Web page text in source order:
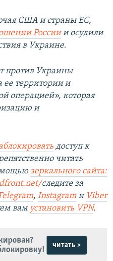
США и страны ЕС,
Россиии осудили
в Украине.
против Украины
ее территории и
операцией», которая
и
доступ к
читать
зеркального сайта:
следите за
, Instagram и Viber
вам установить VPN.
читать >